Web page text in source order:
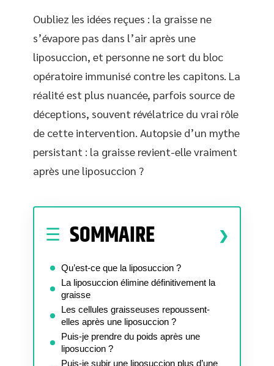
Oubliez les idées reçues : la graisse ne
s’évapore pas dans l’air après une
liposuccion, et personne ne sort du bloc
opératoire immunisé contre les capitons. La
réalité est plus nuancée, parfois source de
déceptions, souvent révélatrice du vrai rôle
de cette intervention. Autopsie d’un mythe
persistant : la graisse revient-elle vraiment
après une liposuccion ?
SOMMAIRE
Qu’est-ce que la liposuccion ?
La liposuccion élimine définitivement la
graisse
Les cellules graisseuses repoussent-
elles après une liposuccion ?
Puis-je prendre du poids après une
liposuccion ?
Puis-je subir une liposuccion plus d’une